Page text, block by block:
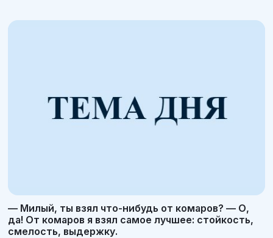
— Милый, ты взял что-нибудь от комаров? — О,
да! От комаров я взял самое лучшее: стойкость,
смелость, выдержку.